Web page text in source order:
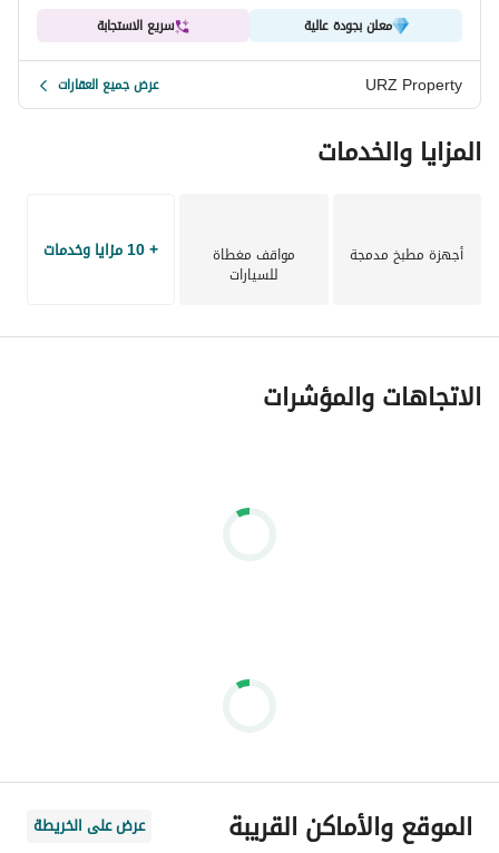
معلن بجودة عالية سريع الاستجابة
URZ Property عرض جميع العقارات
المزايا والخدمات
أجهزة مطبخ مدمجة مواقف مغطاة
للسيارات
+ 10 مزايا وخدمات
الاتجاهات والمؤشرات
الموقع والأماكن القريبة عرض على الخريطة